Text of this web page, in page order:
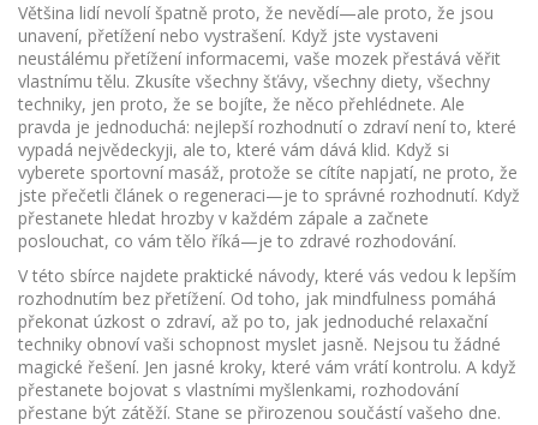
Většina lidí nevolí špatně proto, že nevědí—ale proto, že jsou
unavení, přetížení nebo vystrašení. Když jste vystaveni
neustálému přetížení informacemi, vaše mozek přestává věřit
vlastnímu tělu. Zkusíte všechny šťávy, všechny diety, všechny
techniky, jen proto, že se bojíte, že něco přehlédnete. Ale
pravda je jednoduchá: nejlepší rozhodnutí o zdraví není to, které
vypadá nejvědeckyji, ale to, které vám dává klid. Když si
vyberete sportovní masáž, protože se cítíte napjatí, ne proto, že
jste přečetli článek o regeneraci—je to správné rozhodnutí. Když
přestanete hledat hrozby v každém zápale a začnete
poslouchat, co vám tělo říká—je to zdravé rozhodování.
V této sbírce najdete praktické návody, které vás vedou k lepším
rozhodnutím bez přetížení. Od toho, jak mindfulness pomáhá
překonat úzkost o zdraví, až po to, jak jednoduché relaxační
techniky obnoví vaši schopnost myslet jasně. Nejsou tu žádné
magické řešení. Jen jasné kroky, které vám vrátí kontrolu. A když
přestanete bojovat s vlastními myšlenkami, rozhodování
přestane být zátěží. Stane se přirozenou součástí vašeho dne.